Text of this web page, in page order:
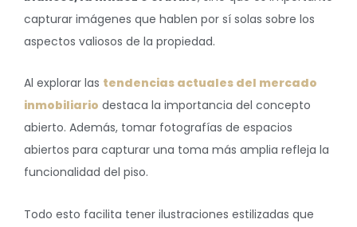
capturar imágenes que hablen por sí solas sobre los
aspectos valiosos de la propiedad.
Al explorar las tendencias actuales del mercado
inmobiliario destaca la importancia del concepto
abierto. Además, tomar fotografías de espacios
abiertos para capturar una toma más amplia refleja la
funcionalidad del piso.
Todo esto facilita tener ilustraciones estilizadas que